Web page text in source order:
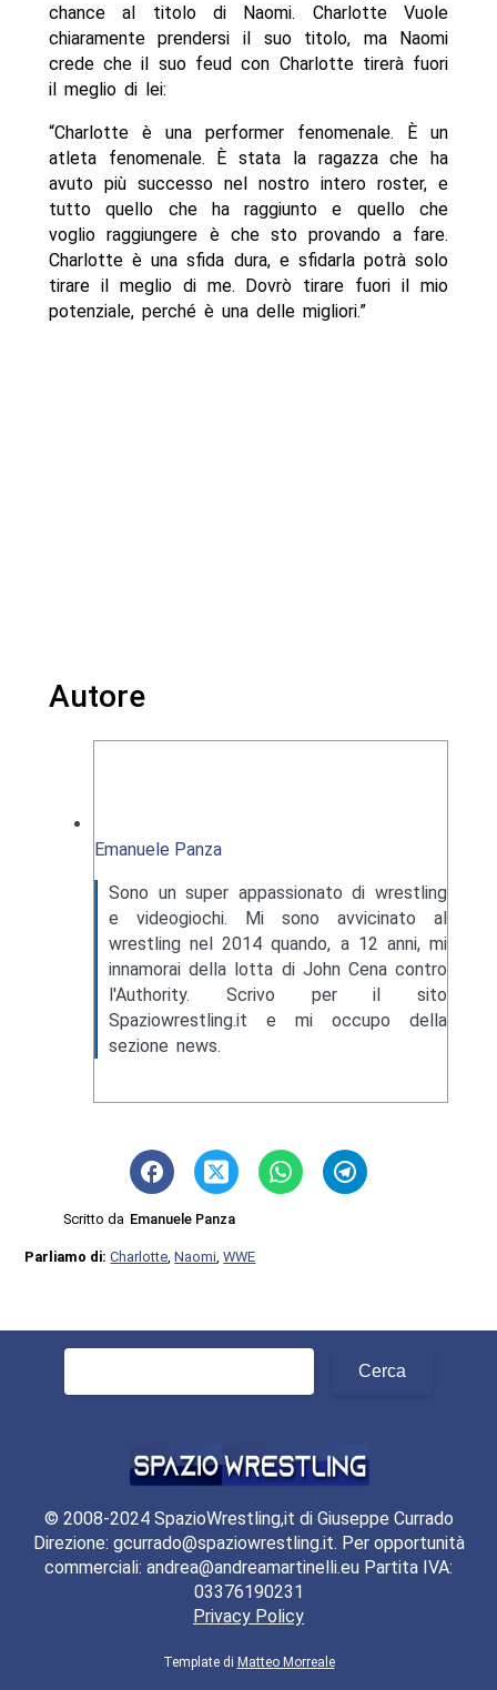
chance al titolo di Naomi. Charlotte Vuole
chiaramente prendersi il suo titolo, ma Naomi
crede che il suo feud con Charlotte tirerà fuori
il meglio di lei:
“Charlotte è una performer fenomenale. È un
atleta fenomenale. È stata la ragazza che ha
avuto più successo nel nostro intero roster, e
tutto quello che ha raggiunto e quello che
voglio raggiungere è che sto provando a fare.
Charlotte è una sfida dura, e sfidarla potrà solo
tirare il meglio di me. Dovrò tirare fuori il mio
potenziale, perché è una delle migliori.”
Autore
Emanuele Panza
Sono un super appassionato di wrestling
e videogiochi. Mi sono avvicinato al
wrestling nel 2014 quando, a 12 anni, mi
innamorai della lotta di John Cena contro
l'Authority. Scrivo per il sito
Spaziowrestling.it e mi occupo della
sezione news.
Scritto da Emanuele Panza
Parliamo di:Charlotte,Naomi,WWE
Ricerca
© 2008-2024 SpazioWrestling,it di Giuseppe Currado
Direzione: gcurrado@spaziowrestling.it. Per opportunità
commerciali: andrea@andreamartinelli.eu Partita IVA:
03376190231
Privacy Policy
Template di Matteo Morreale